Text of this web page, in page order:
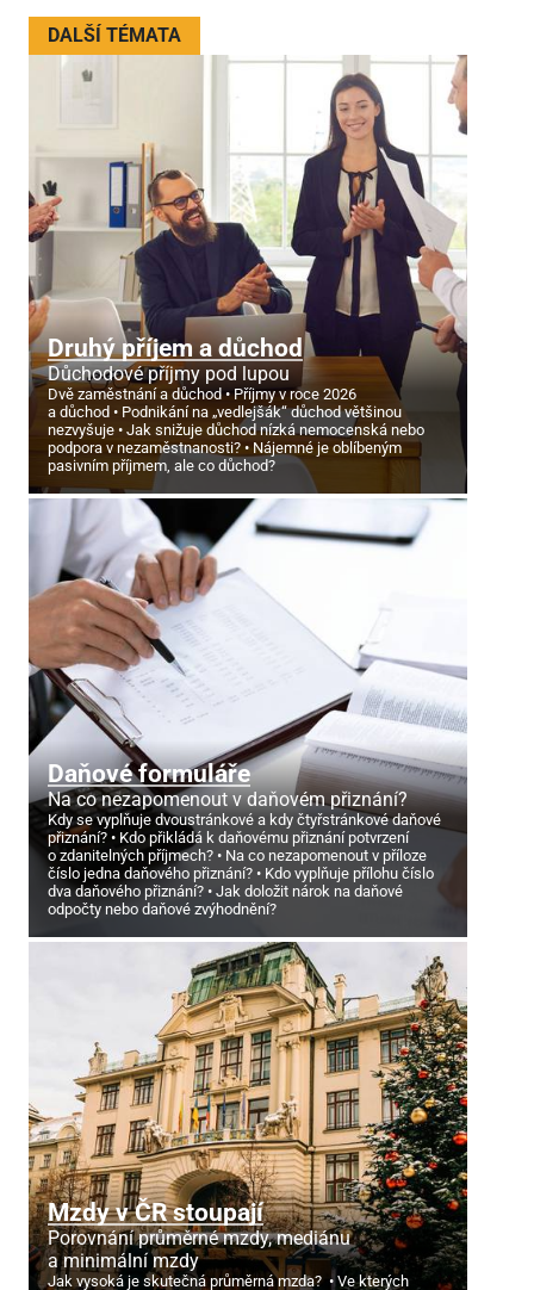
DALŠÍ TÉMATA
Druhý příjem a důchod
Důchodové příjmy pod lupou
Dvě zaměstnání a důchod
Příjmy v roce 2026
a důchod
Podnikání na „vedlejšák“ důchod většinou
nezvyšuje
Jak snižuje důchod nízká nemocenská nebo
podpora v nezaměstnanosti?
Nájemné je oblíbeným
pasivním příjmem, ale co důchod?
Daňové formuláře
Na co nezapomenout v daňovém přiznání?
Kdy se vyplňuje dvoustránkové a kdy čtyřstránkové daňové
přiznání?
Kdo přikládá k daňovému přiznání potvrzení
o zdanitelných příjmech?
Na co nezapomenout v příloze
číslo jedna daňového přiznání?
Kdo vyplňuje přílohu číslo
dva daňového přiznání?
Jak doložit nárok na daňové
odpočty nebo daňové zvýhodnění?
Mzdy v ČR stoupají
Porovnání průměrné mzdy, mediánu
a minimální mzdy
Jak vysoká je skutečná průměrná mzda?
Ve kterých